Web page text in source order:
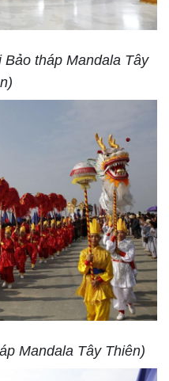
tháp Mandala Tây
Mandala Tây Thiên)